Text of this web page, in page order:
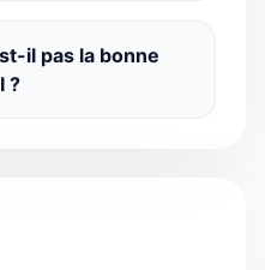
il pas la bonne
?